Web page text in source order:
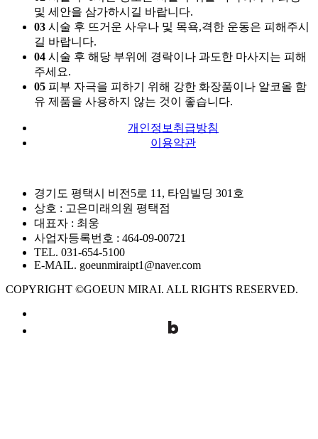
및 세안을 삼가하시길 바랍니다.
03 시술 후 뜨거운 사우나 및 목욕,격한 운동은 피해주시
길 바랍니다.
04 시술 후 해당 부위에 경락이나 과도한 마사지는 피해
주세요.
05 피부 자극을 피하기 위해 강한 화장품이나 알코올 함
유 제품을 사용하지 않는 것이 좋습니다.
개인정보취급방침
이용약관
경기도 평택시 비전5로 11, 타임빌딩 301호
상호 : 고은미래의원 평택점
대표자 : 최웅
사업자등록번호 : 464-09-00721
TEL. 031-654-5100
E-MAIL. goeunmiraipt1@naver.com
COPYRIGHT ©GOEUN MIRAI. ALL RIGHTS RESERVED.